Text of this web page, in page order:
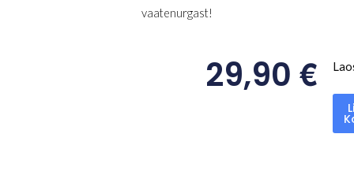
vaatenurgast!
29,90€